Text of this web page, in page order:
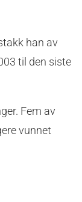
han av
til den siste
Fem av
vunnet